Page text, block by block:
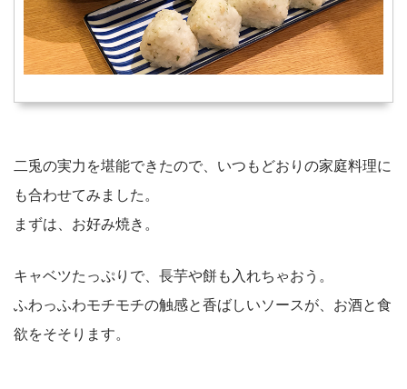
二兎の実力を堪能できたので、いつもどおりの家庭料理に
も合わせてみました。
まずは、お好み焼き。
キャベツたっぷりで、長芋や餅も入れちゃおう。
ふわっふわモチモチの触感と香ばしいソースが、お酒と食
欲をそそります。